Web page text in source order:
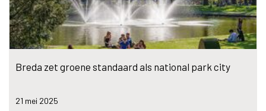
Breda zet groene standaard als national park city
21 mei 2025